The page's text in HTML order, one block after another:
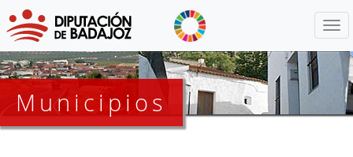
Municipios